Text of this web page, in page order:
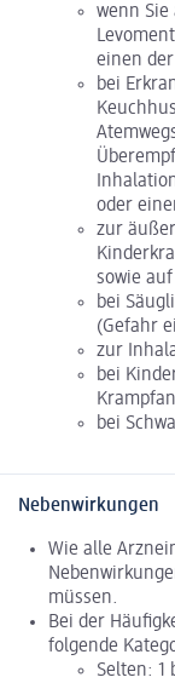
wenn Sie
einen
bei
oder
zur
sowie
bei
(Gefahr
zur
bei
bei
Nebenwirkungen
Wie alle
müssen.
Bei der
folgende
Selten: 1